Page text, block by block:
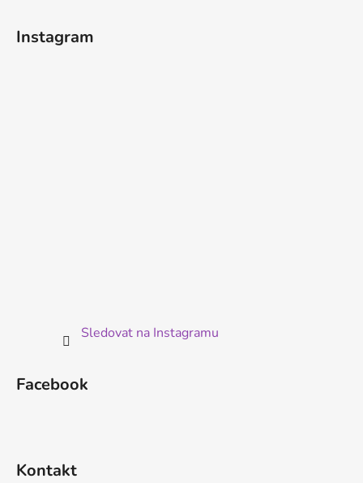
Instagram
Sledovat na Instagramu
Facebook
Kontakt